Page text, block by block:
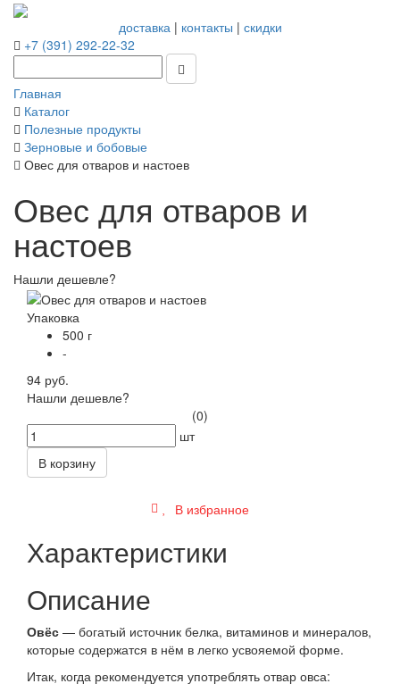
доставка| контакты | скидки
+7 (391) 292-22-32
Главная
Каталог
Полезные продукты
Зерновые и бобовые
Овес для отваров и настоев
Овес для отваров и
настоев
Нашли дешевле?
Упаковка
500 г
-
94 руб.
Нашли дешевле?
(0)
шт
В корзину
В избранное
Характеристики
Описание
Овёс — богатый источник белка, витаминов и минералов,
которые содержатся в нём в легко усвояемой форме.
Итак, когда рекомендуется употреблять отвар овса: